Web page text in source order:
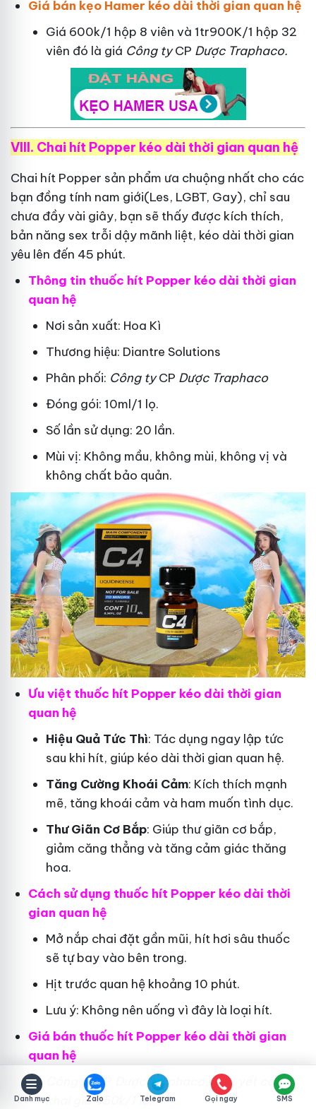
Giá bán kẹo Hamer kéo dài thời gian quan hệ
Giá 600k/1 hộp 8 viên và 1tr900K/1 hộp 32
viên đó là giá Công tyCP Dược Traphaco.
VIII. Chai hít Popper kéo dài thời gian quan hệ
Chai hít Popper sản phẩm ưa chuộng nhất cho các
bạn đồng tính nam giới(Les, LGBT, Gay), chỉ sau
chưa đầy vài giây, bạn sẽ thấy được kích thích,
bản năng sex trỗi dậy mãnh liệt, kéo dài thời gian
yêu lên đến 45 phút.
Thông tin thuốc hít Popper kéo dài thời gian
quan hệ
Nơi sản xuất: Hoa Kì
Thương hiệu: Diantre Solutions
Phân phối: Công tyCP Dược Traphaco
Đóng gói: 10ml/1 lọ.
Số lần sử dụng: 20 lần.
Mùi vị: Không mầu, không mùi, không vị và
không chất bảo quản.
Ưu việt thuốc hít Popper kéo dài thời gian
quan hệ
Hiệu Quả Tức Thì: Tác dụng ngay lập tức
sau khi hít, giúp kéo dài thời gian quan hệ.
Tăng Cường Khoái Cảm: Kích thích mạnh
mẽ, tăng khoái cảm và ham muốn tình dục.
Thư Giãn Cơ Bắp: Giúp thư giãn cơ bắp,
giảm căng thẳng và tăng cảm giác thăng
hoa.
Cách sử dụng thuốc hít Popper kéo dài thời
gian quan hệ
Mở nắp chai đặt gần mũi, hít hơi sâu thuốc
sẽ tự bay vào bên trong.
Hịt trước quan hệ khoảng 10 phút.
Lưu ý: Không nên uống vì đây là loại hít.
Giá bán thuốc hít Popper kéo dài thời gian
quan hệ
Công tyCP Dược Traphaco
niêm yết công
khai giá 450k/1 lọ.
Danh mục Zalo Telegram Gọi ngay SMS